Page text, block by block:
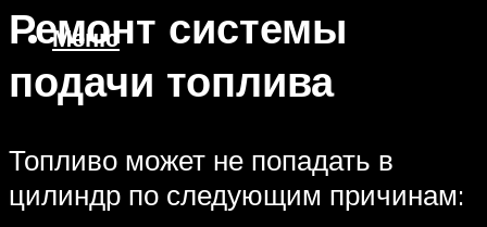
Меню
Ремонт системы
подачи топлива
Топливо может не попадать в
цилиндр по следующим причинам: